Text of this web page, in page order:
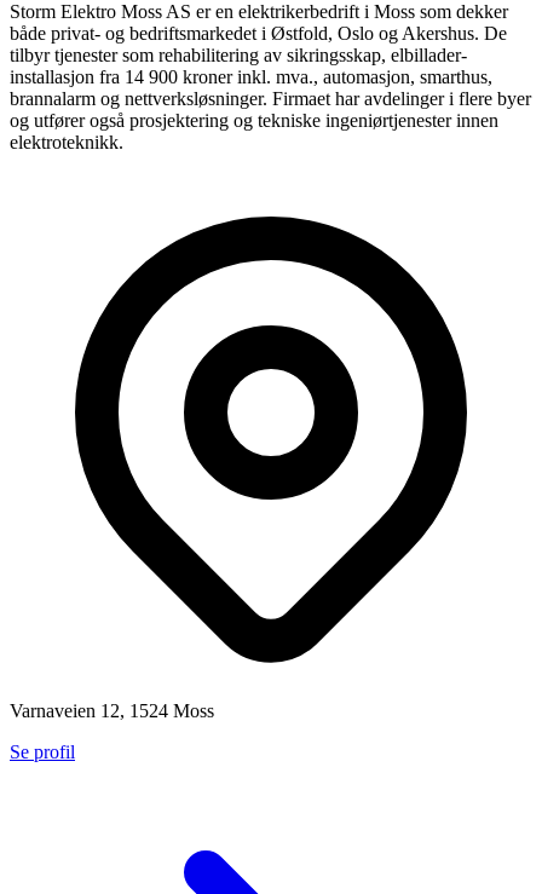
Storm Elektro Moss AS er en elektrikerbedrift i Moss som dekker
både privat- og bedriftsmarkedet i Østfold, Oslo og Akershus. De
tilbyr tjenester som rehabilitering av sikringsskap, elbillader-
installasjon fra 14 900 kroner inkl. mva., automasjon, smarthus,
brannalarm og nettverksløsninger. Firmaet har avdelinger i flere byer
og utfører også prosjektering og tekniske ingeniørtjenester innen
elektroteknikk.
Varnaveien 12, 1524 Moss
Se profil